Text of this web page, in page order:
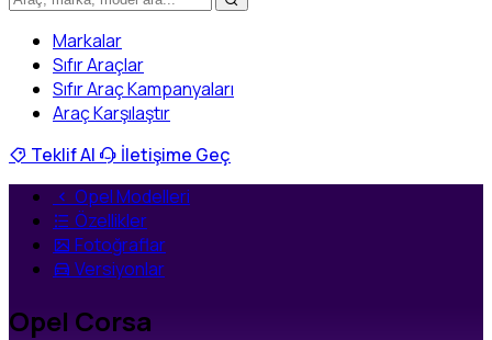
Markalar
Sıfır Araçlar
Sıfır Araç Kampanyaları
Araç Karşılaştır
Teklif Al
İletişime Geç
Opel Modelleri
Özellikler
Fotoğraflar
Versiyonlar
Opel Corsa